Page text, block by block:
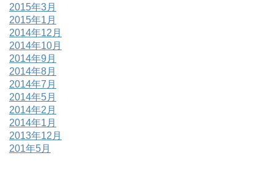
2015年3月
2015年1月
2014年12月
2014年10月
2014年9月
2014年8月
2014年7月
2014年5月
2014年2月
2014年1月
2013年12月
201年5月